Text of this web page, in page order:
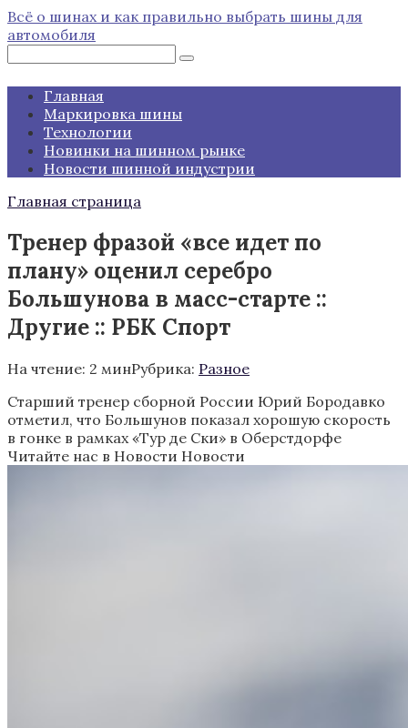
Перейти
к
Всё о шинах и как правильно выбрать шины для
автомобиля
Главная
Маркировка шины
Технологии
Новинки на шинном рынке
Новости шинной индустрии
Главная страница
Тренер фразой «все идет по
плану» оценил серебро
Большунова в масс-старте ::
Другие :: РБК Спорт
На чтение: 2 минРубрика: Разное
Старший тренер сборной России Юрий Бородавко
отметил, что Большунов показал хорошую скорость
в гонке в рамках «Тур де Ски» в Оберстдорфе
Читайте нас в Новости Новости